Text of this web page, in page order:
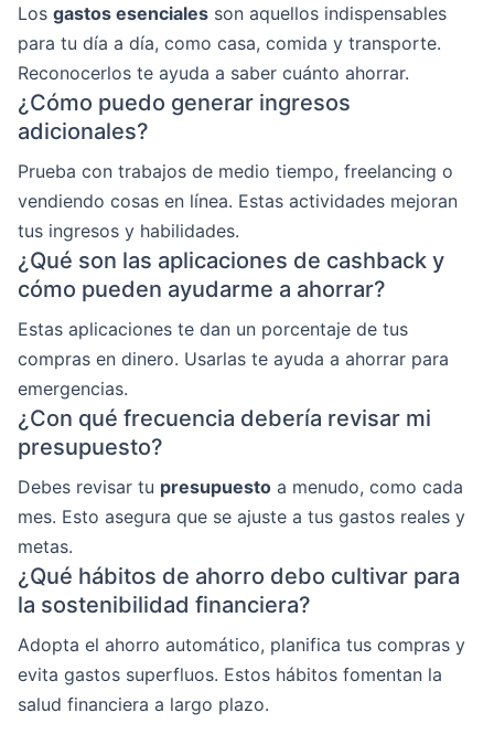
Los gastos esenciales son aquellos indispensables
para tu día a día, como casa, comida y transporte.
Reconocerlos te ayuda a saber cuánto ahorrar.
¿Cómo puedo generar ingresos
adicionales?
Prueba con trabajos de medio tiempo, freelancing o
vendiendo cosas en línea. Estas actividades mejoran
tus ingresos y habilidades.
¿Qué son las aplicaciones de cashback y
cómo pueden ayudarme a ahorrar?
Estas aplicaciones te dan un porcentaje de tus
compras en dinero. Usarlas te ayuda a ahorrar para
emergencias.
¿Con qué frecuencia debería revisar mi
presupuesto?
Debes revisar tu presupuesto a menudo, como cada
mes. Esto asegura que se ajuste a tus gastos reales y
metas.
¿Qué hábitos de ahorro debo cultivar para
la sostenibilidad financiera?
Adopta el ahorro automático, planifica tus compras y
evita gastos superfluos. Estos hábitos fomentan la
salud financiera a largo plazo.